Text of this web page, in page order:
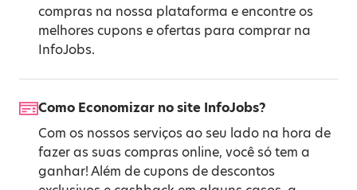
compras na nossa plataforma e encontre os
melhores cupons e ofertas para comprar na
InfoJobs.
Como Economizar no site InfoJobs?
Com os nossos serviços ao seu lado na hora de
fazer as suas compras online, você só tem a
ganhar! Além de cupons de descontos